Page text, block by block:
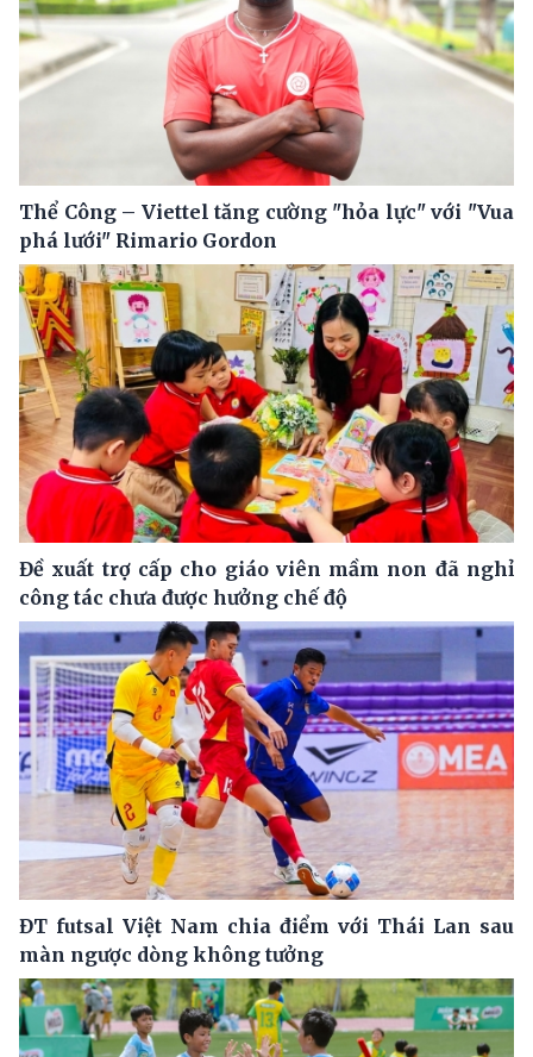
Thể Công – Viettel tăng cường "hỏa lực" với "Vua
phá lưới" Rimario Gordon
Đề xuất trợ cấp cho giáo viên mầm non đã nghỉ
công tác chưa được hưởng chế độ
ĐT futsal Việt Nam chia điểm với Thái Lan sau
màn ngược dòng không tưởng